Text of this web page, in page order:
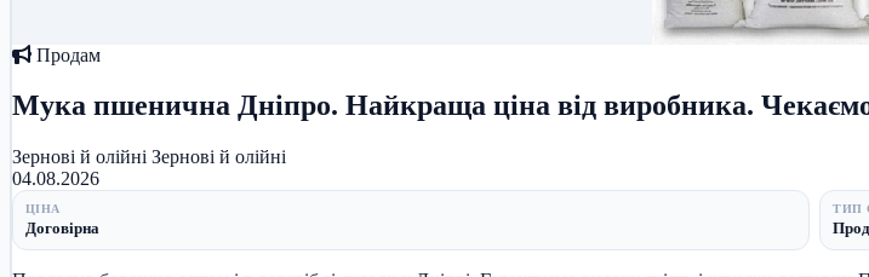
Продам
Мука пшенична Дніпро. Найкраща ціна від виробника.
Зернові й олійні Зернові й олійні
04.08.2026
ЦІНА
Договірна
ТИП